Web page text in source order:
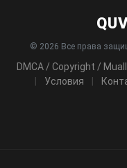
© 2026 Все права
DMCA / Copyright /
Условия